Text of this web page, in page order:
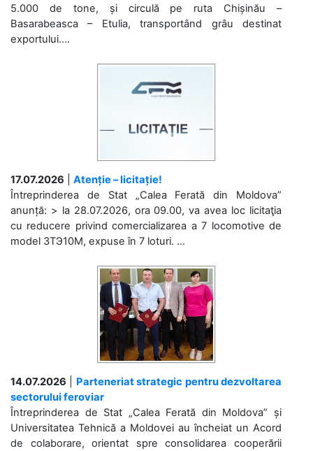
5.000 de tone, și circulă pe ruta Chișinău –
Basarabeasca – Etulia, transportând grâu destinat
exportului....
17.07.2026
Atenție – licitație!
Întreprinderea de Stat „Calea Ferată din Moldova”
anunță: > la 28.07.2026, ora 09.00, va avea loc licitaţia
cu reducere privind comercializarea a 7 locomotive de
model 3ТЭ10М, expuse în 7 loturi. ...
14.07.2026
Parteneriat strategic pentru dezvoltarea
sectorului feroviar
Întreprinderea de Stat „Calea Ferată din Moldova” și
Universitatea Tehnică a Moldovei au încheiat un Acord
de colaborare, orientat spre consolidarea cooperării